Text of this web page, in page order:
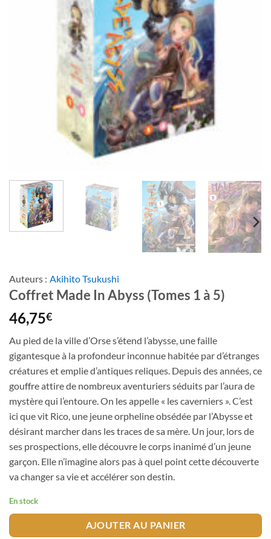
Auteurs : Akihito Tsukushi
Coffret Made In Abyss (Tomes 1 à 5)
46,75€
Au pied de la ville d’Orse s’étend l’abysse, une faille
gigantesque à la profondeur inconnue habitée par d’étranges
créatures et emplie d’antiques reliques. Depuis des années, ce
gouffre attire de nombreux aventuriers séduits par l’aura de
mystère qui l’entoure. On les appelle « les caverniers ». C’est
ici que vit Rico, une jeune orpheline obsédée par l’Abysse et
désirant marcher dans les traces de sa mère. Un jour, lors de
ses prospections, elle découvre le corps inanimé d’un jeune
garçon. Elle n’imagine alors pas à quel point cette découverte
va changer sa vie et accélérer son destin.
En stock
AJOUTER AU PANIER